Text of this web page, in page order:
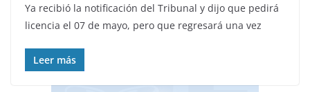
Ya recibió la notificación del Tribunal y dijo que pedirá
licencia el 07 de mayo, pero que regresará una vez
Leer más